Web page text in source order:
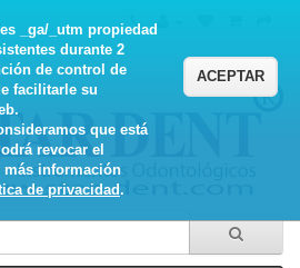
_ga/_utm propiedad
durante 2
de control de
facilitarle su
que está
revocar el
más información
de privacidad.
ACEPTAR